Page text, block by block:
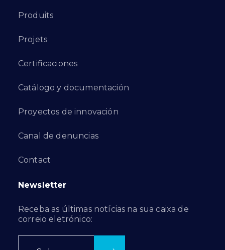
Produits
Projets
Certificaciones
Catálogo y documentación
Proyectos de innovación
Canal de denuncias
Contact
Newsletter
Receba as últimas notícias na sua caixa de
correio eletrónico: